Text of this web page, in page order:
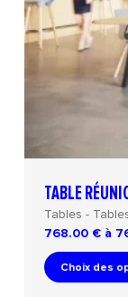
TABLE
Tables -
768.00 € à
Choix des